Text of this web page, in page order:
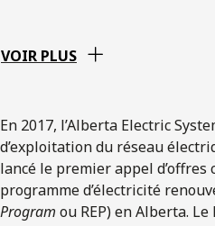
VOIR PLUS
En 2017, l’Alberta Electric
d’exploitation du réseau
lancé le premier appel
programme d’électricité
Program ou REP) en Alberta. Le